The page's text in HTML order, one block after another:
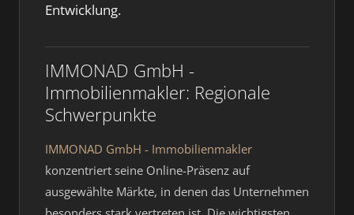
Entwicklung.
IMMONAD GmbH -
Immobilienmakler: Regionale
Schwerpunkte
IMMONAD GmbH - Immobilienmakler
konzentriert seine Online-Präsenz auf
ausgewählte Märkte, in denen das Unternehmen